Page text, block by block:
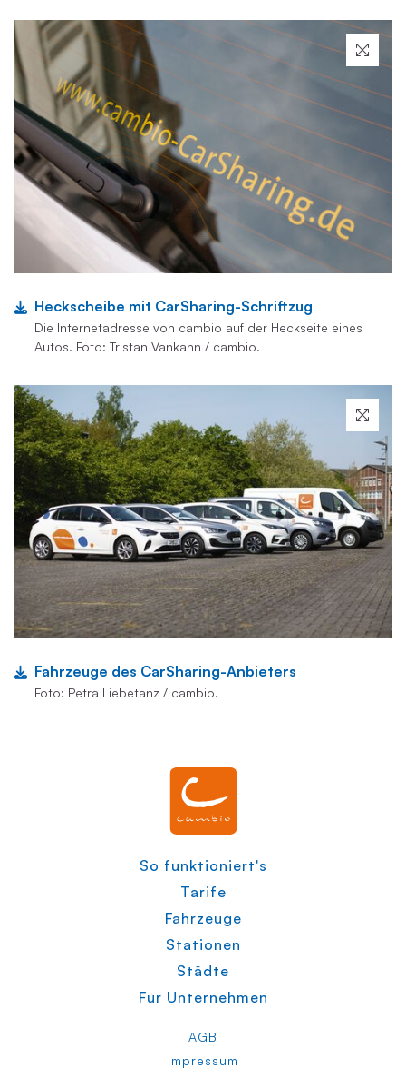
Heckscheibe mit CarSharing-Schriftzug
Die Internetadresse von cambio auf der Heckseite eines
Autos. Foto: Tristan Vankann / cambio.
Fahrzeuge des CarSharing-Anbieters
Foto: Petra Liebetanz / cambio.
So funktioniert's
Tarife
Fahrzeuge
Stationen
Städte
Für Unternehmen
AGB
Impressum